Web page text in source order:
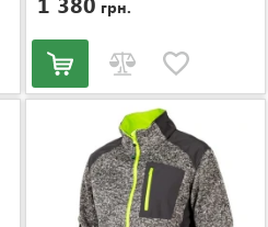
грн.